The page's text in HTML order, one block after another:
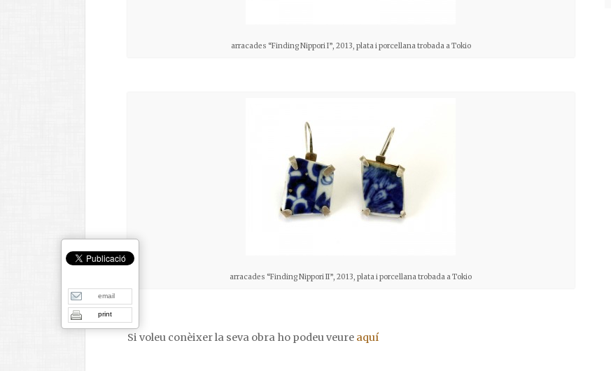
arracades “Finding Nippori I”, 2013, plata i porcellana trobada a Tokio
arracades “Finding Nippori II”, 2013, plata i porcellana trobada a Tokio
Si voleu conèixer la seva obra ho podeu veure aquí
email
print